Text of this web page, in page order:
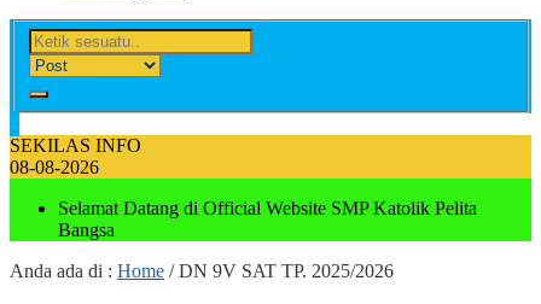
SEKILAS INFO
08-08-2026
Selamat Datang di Official Website SMP Katolik Pelita
Bangsa
Anda ada di : Home /DN 9V SAT TP. 2025/2026